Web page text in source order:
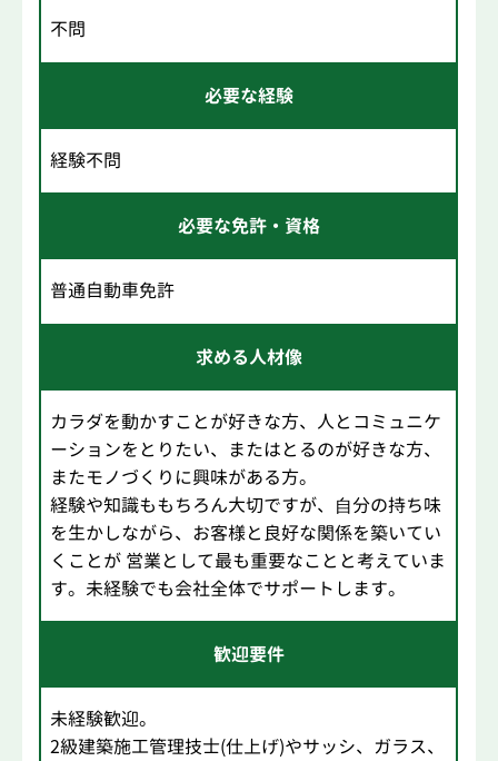
不問
必要な経験
経験不問
必要な免許・資格
普通自動車免許
求める人材像
カラダを動かすことが好きな方、人とコミュニケ
ーションをとりたい、またはとるのが好きな方、
またモノづくりに興味がある方。
経験や知識ももちろん大切ですが、⾃分の持ち味
を生かしながら、お客様と良好な関係を築いてい
くことが 営業として最も重要なことと考えていま
す。未経験でも会社全体でサポートします。
歓迎要件
未経験歓迎。
2級建築施工管理技士(仕上げ)やサッシ、ガラス、